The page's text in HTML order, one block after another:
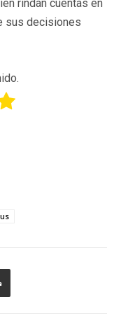
rindan cuentas en
sus decisiones